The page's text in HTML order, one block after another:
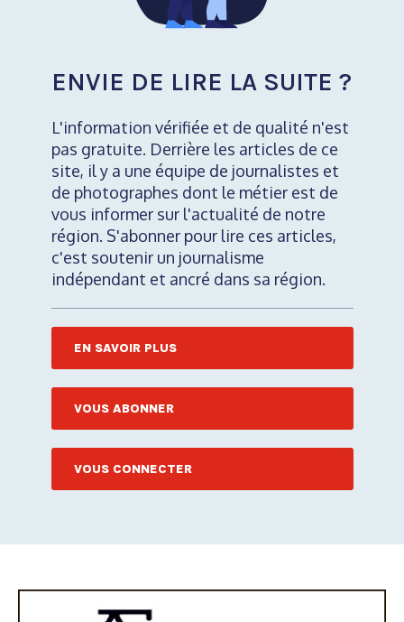
ENVIE DE LIRE LA SUITE ?
L'information vérifiée et de qualité n'est
pas gratuite. Derrière les articles de ce
site, il y a une équipe de journalistes et
de photographes dont le métier est de
vous informer sur l'actualité de notre
région. S'abonner pour lire ces articles,
c'est soutenir un journalisme
indépendant et ancré dans sa région.
EN SAVOIR PLUS
VOUS ABONNER
VOUS CONNECTER